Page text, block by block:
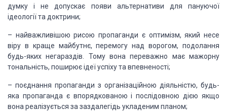
думку і не допускає появи альтернативи для пануючої
ідеології та доктрини;
– найважливішою рисою пропаганди є оптимізм, який несе
віру в краще майбутнє, перемогу над ворогом, подолання
будь-яких негараздів. Тому вона переважно має мажорну
тональність, поширює ідеї успіху та впевненості;
– поєднання пропаганди з організаційною діяльністю, будь-
яка пропаганда є впорядкованою і послідовною дією якщо
вона реалізується за заздалегідь укладеним планом;